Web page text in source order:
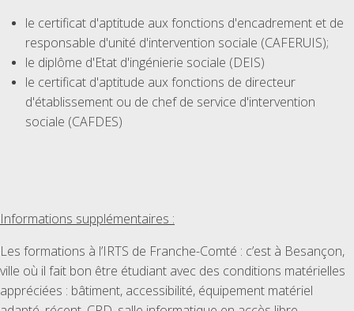
le certificat d'aptitude aux fonctions d'encadrement et de
responsable d'unité d'intervention sociale (CAFERUIS);
le diplôme d'Etat d'ingénierie sociale (DEIS)
le certificat d'aptitude aux fonctions de directeur
d'établissement ou de chef de service d'intervention
sociale (CAFDES)
Informations supplémentaires :
Les formations à l’IRTS de Franche-Comté : c’est à Besançon,
ville où il fait bon être étudiant avec des conditions matérielles
appréciées : bâtiment, accessibilité, équipement matériel